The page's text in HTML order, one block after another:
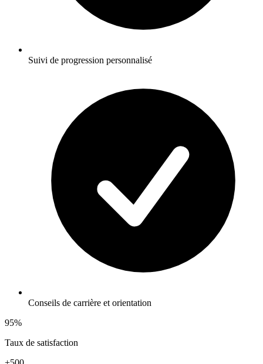
Suivi de progression personnalisé
Conseils de carrière et orientation
95%
Taux de satisfaction